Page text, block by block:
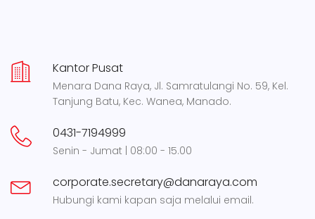
Kantor Pusat
Menara Dana Raya, Jl. Samratulangi No. 59, Kel.
Tanjung Batu, Kec. Wanea, Manado.
0431-7194999
Senin - Jumat | 08:00 - 15.00
corporate.secretary@danaraya.com
Hubungi kami kapan saja melalui email.